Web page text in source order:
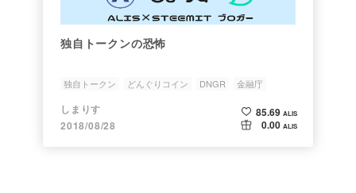
独自トークンの恐怖
独自トークン どんぐりコイン DNGR 金融庁
しまりす
2018/08/28
85.69 ALIS
0.00 ALIS